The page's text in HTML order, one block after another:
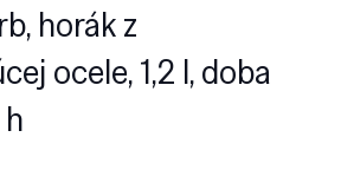
horák z
ocele, 1,2 l, doba